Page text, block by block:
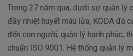
Trong 27 năm qua, dưới sự quản lý
đầy nhiệt huyết máu lửa, KODA đã
đến con người, quản lý hạnh phúc,
chuẩn ISO 9001. Hệ thống quản lý